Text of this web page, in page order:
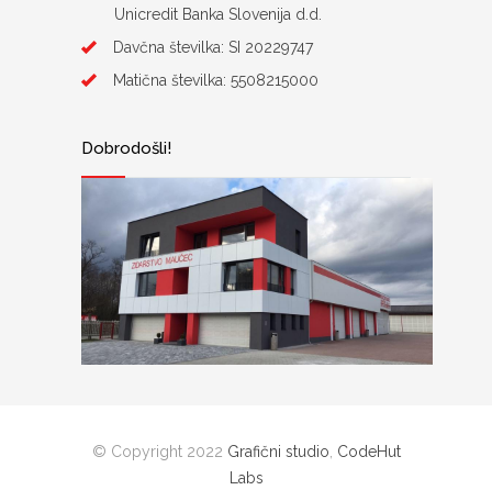
Unicredit Banka Slovenija d.d.
Davčna številka: SI 20229747
Matična številka: 5508215000
Dobrodošli!
© Copyright 2022 Grafični studio, CodeHut
Labs